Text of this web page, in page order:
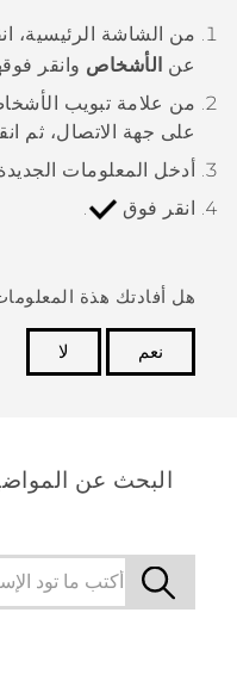
الدعم
أجهزة HTC والملحقات
من الشاشة الرئيسية،
عن الأشخاص وانقر
من علامة تبويب
على جهة الاتصال، ثم
أدخل المعلومات
انقر فوق
هل أفادتك هذة
نعم
لا